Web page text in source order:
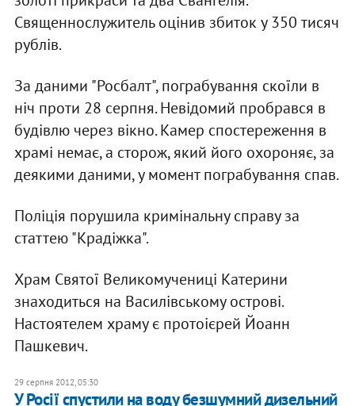
Священнослужитель оцінив збиток у 350 тисяч
рублів.
За даними "Росбалт", пограбування скоїли в
ніч проти 28 серпня. Невідомий пробрався в
будівлю через вікно. Камер спостереження в
храмі немає, а сторож, який його охороняє, за
деякими даними, у момент пограбування спав.
Поліція порушила кримінальну справу за
статтею "Крадіжка".
Храм Святої Великомучениці Катерини
знаходиться на Василівському острові.
Настоятелем храму є протоієрей Йоанн
Пашкевич.
29 серпня 2012, 05:30
У Росії спустили на воду безшумний дизельний